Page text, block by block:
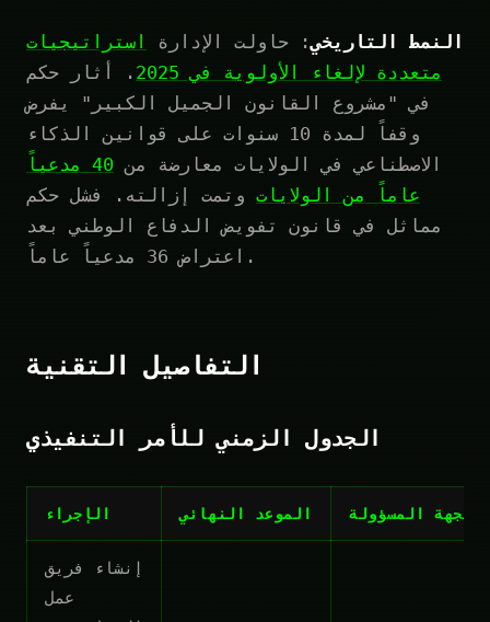
النمط التاريخي: حاولت الإدارة
استراتيجيات
متعددة لإلغاء الأولوية في 2025
. أثار حكم
في "مشروع القانون الجميل الكبير" يفرض
وقفاً لمدة 10 سنوات على قوانين الذكاء
الاصطناعي في الولايات معارضة من
40 مدعياً
عاماً من الولايات وتمت إزالته. فشل حكم
مماثل في قانون تفويض الدفاع الوطني بعد
اعتراض 36 مدعياً عاماً.
التفاصيل التقنية
الجدول الزمني للأمر التنفيذي
الإجراء الموعد النهائي الجهة المسؤولة
إنشاء فريق
عمل